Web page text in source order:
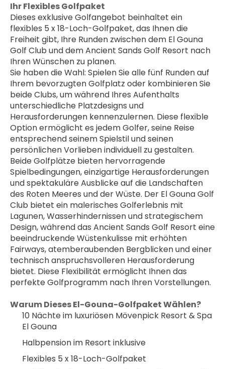
Ihr Flexibles Golfpaket
Dieses exklusive Golfangebot beinhaltet ein
flexibles 5 x 18-Loch-Golfpaket, das Ihnen die
Freiheit gibt, Ihre Runden zwischen dem El Gouna
Golf Club und dem Ancient Sands Golf Resort nach
Ihren Wünschen zu planen.
Sie haben die Wahl: Spielen Sie alle fünf Runden auf
Ihrem bevorzugten Golfplatz oder kombinieren Sie
beide Clubs, um während Ihres Aufenthalts
unterschiedliche Platzdesigns und
Herausforderungen kennenzulernen. Diese flexible
Option ermöglicht es jedem Golfer, seine Reise
entsprechend seinem Spielstil und seinen
persönlichen Vorlieben individuell zu gestalten.
Beide Golfplätze bieten hervorragende
Spielbedingungen, einzigartige Herausforderungen
und spektakuläre Ausblicke auf die Landschaften
des Roten Meeres und der Wüste. Der El Gouna Golf
Club bietet ein malerisches Golferlebnis mit
Lagunen, Wasserhindernissen und strategischem
Design, während das Ancient Sands Golf Resort eine
beeindruckende Wüstenkulisse mit erhöhten
Fairways, atemberaubenden Bergblicken und einer
technisch anspruchsvolleren Herausforderung
bietet. Diese Flexibilität ermöglicht Ihnen das
perfekte Golfprogramm nach Ihren Vorstellungen.
Warum Dieses El-Gouna-Golfpaket Wählen?
10 Nächte im luxuriösen Mövenpick Resort & Spa
El Gouna
Halbpension im Resort inklusive
Flexibles 5 x 18-Loch-Golfpaket